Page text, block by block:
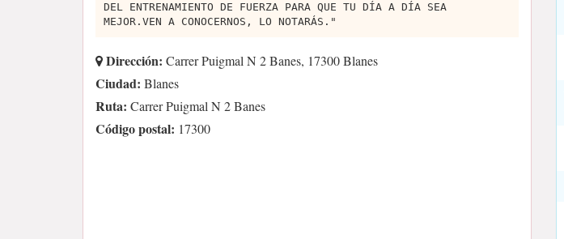
DEL ENTRENAMIENTO DE FUERZA PARA QUE TU DÍA A DÍA SEA
MEJOR.VEN A CONOCERNOS, LO NOTARÁS."
Dirección: Carrer Puigmal N 2 Banes, 17300 Blanes
Ciudad: Blanes
Ruta: Carrer Puigmal N 2 Banes
Código postal: 17300